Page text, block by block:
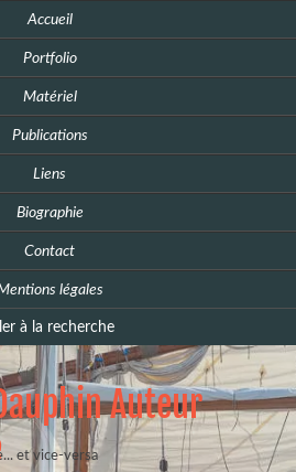
Accueil
Portfolio
Matériel
Publications
Liens
Biographie
Contact
légales
à la recherche
Auteur
et vice-versa